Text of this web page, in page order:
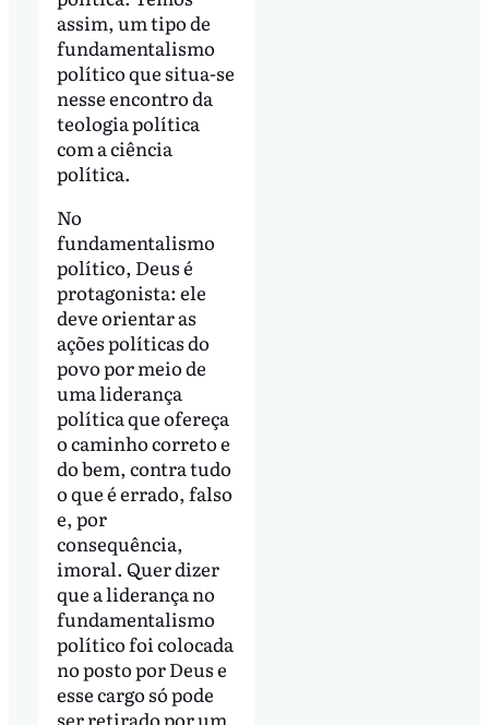
assim, um tipo de
fundamentalismo
político que situa-se
nesse encontro da
teologia política
com a ciência
política.
No
fundamentalismo
político, Deus é
protagonista: ele
deve orientar as
ações políticas do
povo por meio de
uma liderança
política que ofereça
o caminho correto e
do bem, contra tudo
o que é errado, falso
e, por
consequência,
imoral. Quer dizer
que a liderança no
fundamentalismo
político foi colocada
no posto por Deus e
esse cargo só pode
ser retirado por um